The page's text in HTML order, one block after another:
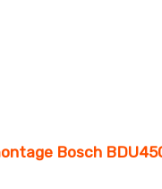
Bosch